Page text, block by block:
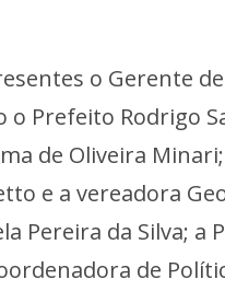
o Gerente
Prefeito Rodrigo
de Oliveira
e a vereadora
Pereira da Silva; a
de